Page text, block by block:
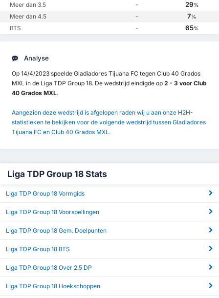
Meer dan 3.5 - 29%
Meer dan 4.5 - 7%
BTS - 65%
Analyse
Op 14/4/2023 speelde Gladiadores Tijuana FC tegen Club 40 Grados
MXL in de Liga TDP Group 18. De wedstrijd eindigde op 2 - 3 voor Club
40 Grados MXL.
Aangezien deze wedstrijd is afgelopen raden wij u aan onze H2H-
statistieken te bekijken voor de volgende wedstrijd tussen Gladiadores
Tijuana FC en Club 40 Grados MXL.
Liga TDP Group 18 Stats
Liga TDP Group 18 Vormgids
Liga TDP Group 18 Voorspellingen
Liga TDP Group 18 Gem. Doelpunten
Liga TDP Group 18 BTS
Liga TDP Group 18 Over 2.5 DP
Liga TDP Group 18 Hoekschoppen